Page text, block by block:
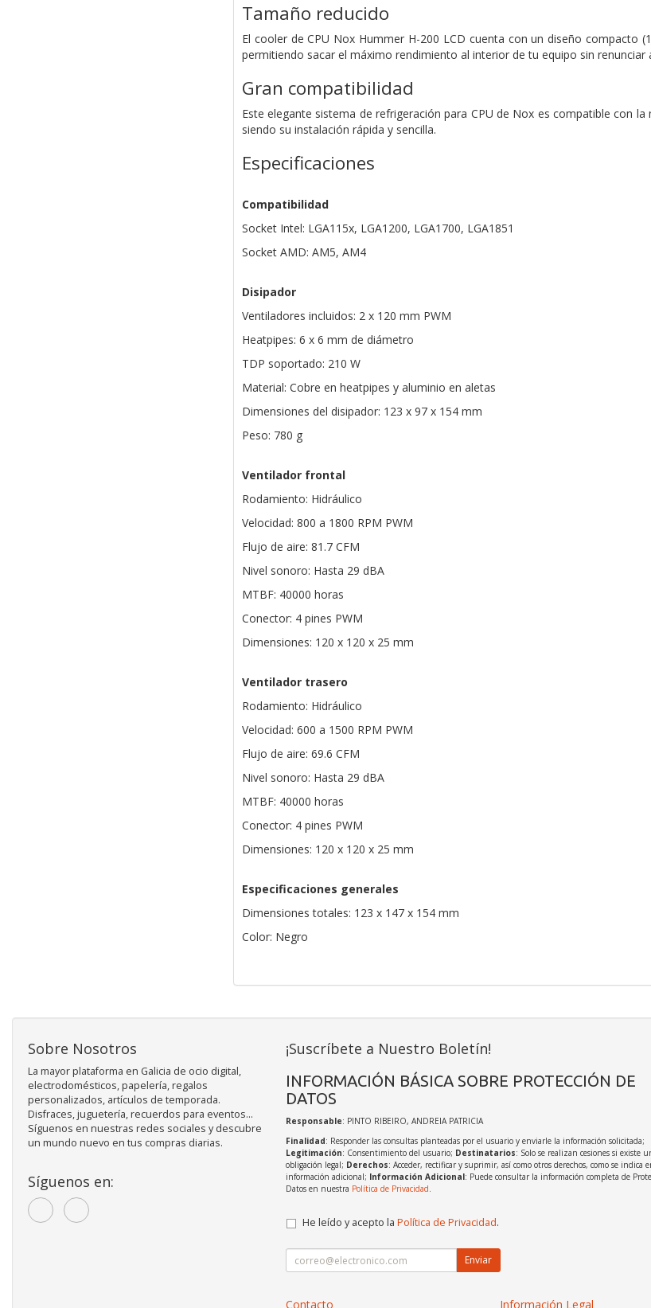
Tamaño reducido
El cooler de CPU Nox Hummer H-200 LCD cuenta con un diseño compacto
permitiendo sacar el máximo rendimiento al interior de tu equipo sin renunciar
Gran compatibilidad
Este elegante sistema de refrigeración para CPU de Nox es compatible con
siendo su instalación rápida y sencilla.
Especificaciones
Compatibilidad
Socket Intel: LGA115x, LGA1200, LGA1700, LGA1851
Socket AMD: AM5, AM4
Disipador
Ventiladores incluidos: 2 x 120 mm PWM
Heatpipes: 6 x 6 mm de diámetro
TDP soportado: 210 W
Material: Cobre en heatpipes y aluminio en aletas
Dimensiones del disipador: 123 x 97 x 154 mm
Peso: 780 g
Ventilador frontal
Rodamiento: Hidráulico
Velocidad: 800 a 1800 RPM PWM
Flujo de aire: 81.7 CFM
Nivel sonoro: Hasta 29 dBA
MTBF: 40000 horas
Conector: 4 pines PWM
Dimensiones: 120 x 120 x 25 mm
Ventilador trasero
Rodamiento: Hidráulico
Velocidad: 600 a 1500 RPM PWM
Flujo de aire: 69.6 CFM
Nivel sonoro: Hasta 29 dBA
MTBF: 40000 horas
Conector: 4 pines PWM
Dimensiones: 120 x 120 x 25 mm
Especificaciones generales
Dimensiones totales: 123 x 147 x 154 mm
Color: Negro
Sobre Nosotros
La mayor plataforma en Galicia de ocio digital,
electrodomésticos, papelería, regalos
personalizados, artículos de temporada.
Disfraces, juguetería, recuerdos para eventos...
Síguenos en nuestras redes sociales y descubre
un mundo nuevo en tus compras diarias.
Síguenos en:
¡Suscríbete a Nuestro Boletín!
INFORMACIÓN BÁSICA SOBRE PROTECCIÓN DE
DATOS
Responsable: PINTO RIBEIRO, ANDREIA PATRICIA
Finalidad: Responder las consultas planteadas por el usuario y enviarle la información solicitada;
Legitimación: Consentimiento del usuario; Destinatarios: Solo se realizan cesiones si existe
obligación legal; Derechos: Acceder, rectificar y suprimir, así como otros derechos, como se indica
información adicional; Información Adicional: Puede consultar la información completa de
Datos en nuestra Política de Privacidad.
He leído y acepto la Política de Privacidad.
Enviar
Contacto Información Legal